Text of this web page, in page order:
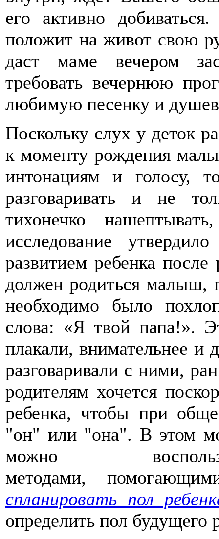
его активно
положит на живот свою
даст маме вечером
требовать вечернюю
любимую песенку и
Поскольку слух у деток
к моменту рождения
интонациям и голосу,
разговаривать и не
тихонечко
исследование
развитием ребенка
должен родиться малыш,
необходимо было
слова: «Я твой папа!».
плакали, внимательнее и
разговаривали с ними,
родителям хочется
ребенка, чтобы при
"он" или "она". В этом
можно
методами,
спланировать пол
определить пол будущего